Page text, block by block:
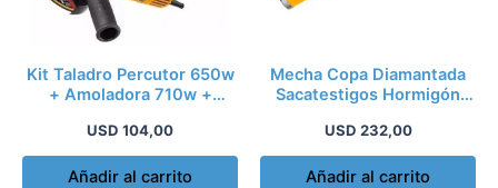
Kit Taladro Percutor 650w
+ Amoladora 710w +
USD 104,00
Añadir al carrito
Mecha Copa Diamantada
Sacatestigos Hormigón
USD 232,00
Añadir al carrito